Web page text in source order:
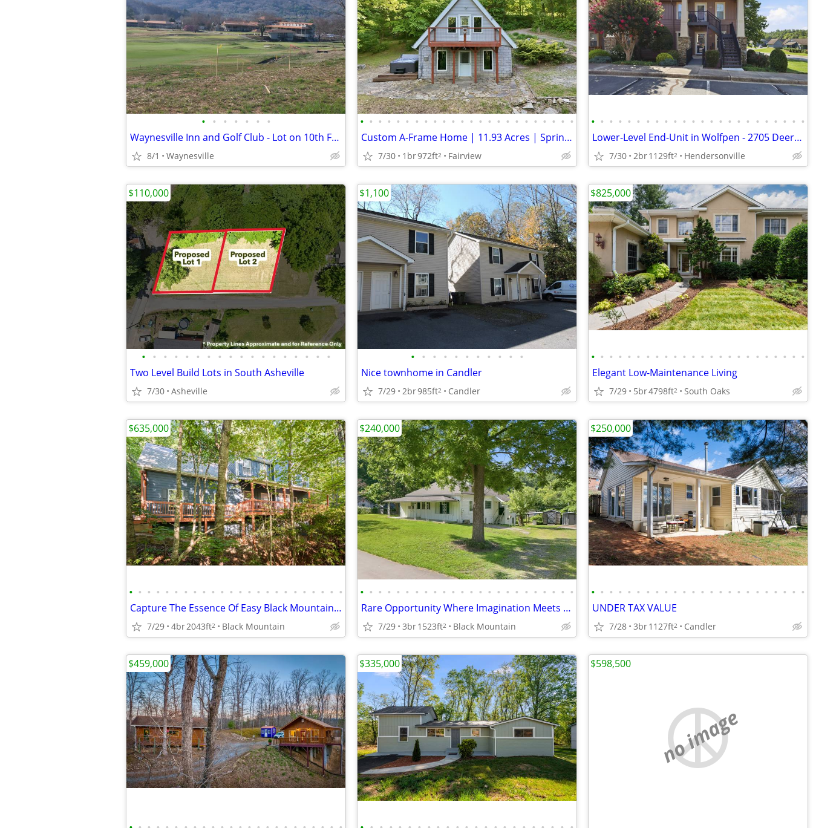
• • • • • • •
Waynesville Inn and Golf Club - Lot on 10th Fairway!
8/1 Waynesville
• • • • • • • • • • • • • • • • • • • • • • • •
Custom A-Frame Home | 11.93 Acres | Spring Water and Hot Tub
7/30 1br972ft2 Fairview
• • • • • • • • • • • • • • • • • • • • • • • •
Lower-Level End-Unit in Wolfpen - 2705 Deermouse Way
7/30 2br1129ft2 Hendersonville
• • • • • • • • • • • • • • • • • •
Two Level Build Lots in South Asheville
7/30 Asheville
$110,000
• • • • • • • • • • •
Nice townhome in Candler
7/29 2br985ft2 Candler
$1,100
• • • • • • • • • • • • • • • • • • • • • • • •
Elegant Low-Maintenance Living
7/29 5br4798ft2 South Oaks
$825,000
• • • • • • • • • • • • • • • • • • • • • • • •
Capture The Essence Of Easy Black Mountain Living
7/29 4br2043ft2 Black Mountain
$635,000
• • • • • • • • • • • • • • • • • • • • • • • •
Rare Opportunity Where Imagination Meets Location
7/29 3br1523ft2 Black Mountain
$240,000
• • • • • • • • • • • • • • • • • • • • • • • •
UNDER TAX VALUE
7/28 3br1127ft2 Candler
$250,000
$459,000 $335,000
no image
$598,500